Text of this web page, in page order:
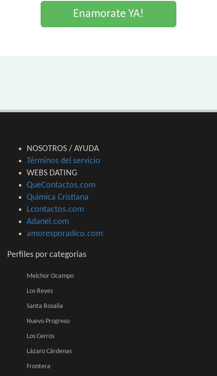
Enamorate YA!
NOSOTROS / AYUDA
Términos del servicio
WEBS DATING
QueContactos.com
Quimica Cristiana
Lcontactos.com
Adanel.com
amoresporadico.com
Perfiles por categorias
Melchor Ocampo
Los Reyes
Santa Rosalía
Nuevo Progreso
Los Cerros
Lázaro Cárdenas
Frontera